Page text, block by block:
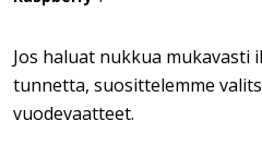
Jos haluat nukkua mukavasti
tunnetta, suosittelemme
vuodevaatteet.